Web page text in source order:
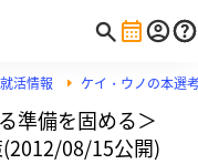
活情報 ケイ・ウノの本選
準備を固める＞
08/15公開)